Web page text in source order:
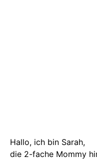
Hallo, ich bin Sarah,
die 2-fache Mommy